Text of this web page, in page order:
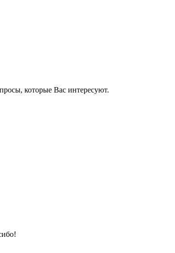
которые Вас интересуют.